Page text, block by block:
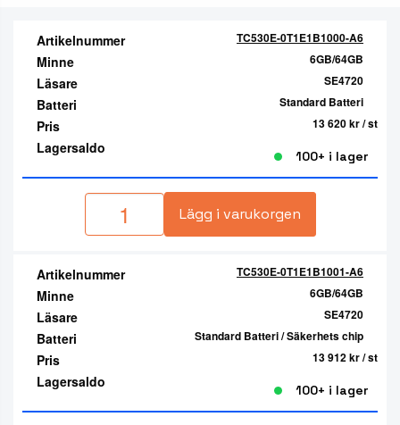
Artikelnummer TC530E-0T1E1B1000-A6
Minne 6GB/64GB
Läsare SE4720
Batteri Standard Batteri
Pris 13 620 kr/ st
Lagersaldo 100+ i lager
Lägg i varukorgen
Artikelnummer TC530E-0T1E1B1001-A6
Minne 6GB/64GB
Läsare SE4720
Batteri Standard Batteri / Säkerhets chip
Pris 13 912 kr/ st
Lagersaldo 100+ i lager